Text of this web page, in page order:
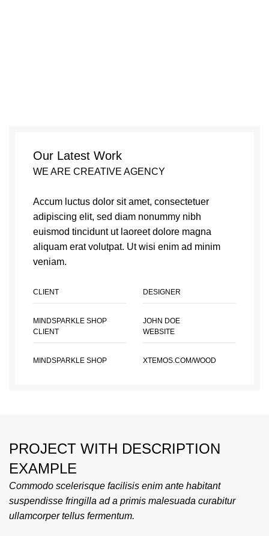
Our Latest Work
WE ARE CREATIVE AGENCY
Accum luctus dolor sit amet, consectetuer
adipiscing elit, sed diam nonummy nibh
euismod tincidunt ut laoreet dolore magna
aliquam erat volutpat. Ut wisi enim ad minim
veniam.
CLIENT
MINDSPARKLE SHOP
DESIGNER
JOHN DOE
CLIENT
MINDSPARKLE SHOP
WEBSITE
XTEMOS.COM/WOOD
PROJECT WITH DESCRIPTION
EXAMPLE
Commodo scelerisque facilisis enim ante habitant
suspendisse fringilla ad a primis malesuada curabitur
ullamcorper tellus fermentum.